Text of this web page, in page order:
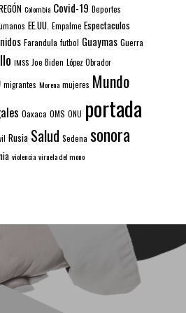
Colombia Covid-19 Deportes
EE.UU. Empalme Espectaculos
Farandula futbol Guaymas Guerra
IMSS Joe Biden López Obrador
migrantes Morena mujeres Mundo
Oaxaca OMS ONU portada
Rusia Salud Sedena sonora
violencia viruela del mono